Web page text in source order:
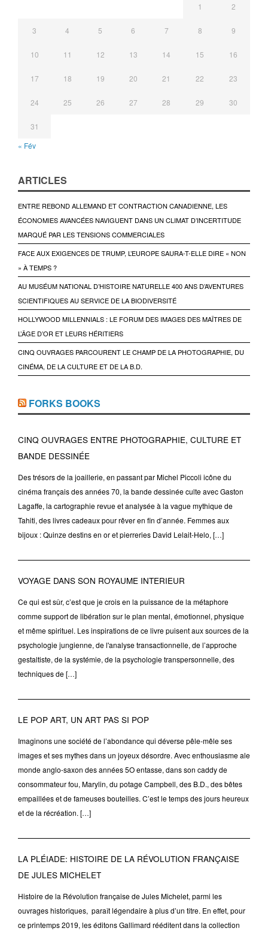
1 2
3 4 5 6 7 8 9
10 11 12 13 14 15 16
17 18 19 20 21 22 23
24 25 26 27 28 29 30
31
« Fév
ARTICLES
ENTRE REBOND ALLEMAND ET CONTRACTION CANADIENNE, LES
ÉCONOMIES AVANCÉES NAVIGUENT DANS UN CLIMAT D’INCERTITUDE
MARQUÉ PAR LES TENSIONS COMMERCIALES
FACE AUX EXIGENCES DE TRUMP, L’EUROPE SAURA-T-ELLE DIRE « NON
» À TEMPS ?
AU MUSÉUM NATIONAL D’HISTOIRE NATURELLE 400 ANS D’AVENTURES
SCIENTIFIQUES AU SERVICE DE LA BIODIVERSITÉ
HOLLYWOOD MILLENNIALS : LE FORUM DES IMAGES DES MAÎTRES DE
L’ÂGE D’OR ET LEURS HÉRITIERS
CINQ OUVRAGES PARCOURENT LE CHAMP DE LA PHOTOGRAPHIE, DU
CINÉMA, DE LA CULTURE ET DE LA B.D.
FORKS BOOKS
CINQ OUVRAGES ENTRE PHOTOGRAPHIE, CULTURE ET
BANDE DESSINÉE
Des trésors de la joaillerie, en passant par Michel Piccoli icône du
cinéma français des années 70, la bande dessinée culte avec Gaston
Lagaffe, la cartographie revue et analysée à la vague mythique de
Tahiti, des livres cadeaux pour rêver en fin d’année. Femmes aux
bijoux : Quinze destins en or et pierreries David Lelait-Helo, […]
VOYAGE DANS SON ROYAUME INTERIEUR
Ce qui est sûr, c’est que je crois en la puissance de la métaphore
comme support de libération sur le plan mental, émotionnel, physique
et même spirituel. Les inspirations de ce livre puisent aux sources de la
psychologie jungienne, de l'analyse transactionnelle, de l’approche
gestaltiste, de la systémie, de la psychologie transpersonnelle, des
techniques de […]
LE POP ART, UN ART PAS SI POP
Imaginons une société de l’abondance qui déverse pêle-mêle ses
images et ses mythes dans un joyeux désordre. Avec enthousiasme ale
monde anglo-saxon des années 5O entasse, dans son caddy de
consommateur fou, Marylin, du potage Campbell, des B.D., des bêtes
empaillées et de fameuses bouteilles. C’est le temps des jours heureux
et de la récréation. […]
LA PLÉIADE: HISTOIRE DE LA RÉVOLUTION FRANÇAISE
DE JULES MICHELET
Histoire de la Révolution française de Jules Michelet, parmi les
ouvrages historiques, paraît légendaire à plus d’un titre. En effet, pour
ce printemps 2019, les éditons Gallimard rééditent dans la collection